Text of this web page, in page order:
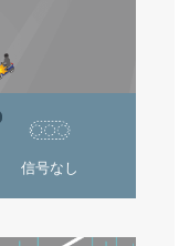
信号なし